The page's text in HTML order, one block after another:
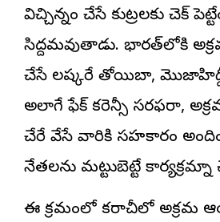
విచ్చిన్నం చేసే కుట్రలకు చెక్
సిద్దమవుతాడు. భారత్‌లోకి
చేసే లష్కరే తోయిబా,
అలాగే ఫేక్ కరెన్సీ సరఫరా,
చేరే వేసే వారికి సహకారం
నేతలను మట్టుబెట్టే
ఈ క్రమంలో కరాచీలో అక్రమ